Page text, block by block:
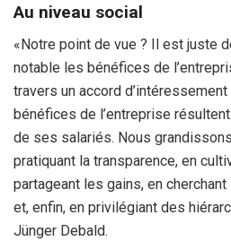
Au niveau social
«Notre point de vue ? Il est juste
notable les bénéfices de
travers un accord
bénéfices de l’entreprise
de ses salariés. Nous
pratiquant la transparence, en
partageant les gains, en
et, enfin, en privilégiant des
Jünger Debald.